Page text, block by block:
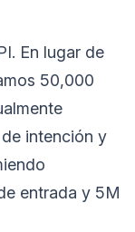
En lugar de
50,000
intención y
entrada y 5M